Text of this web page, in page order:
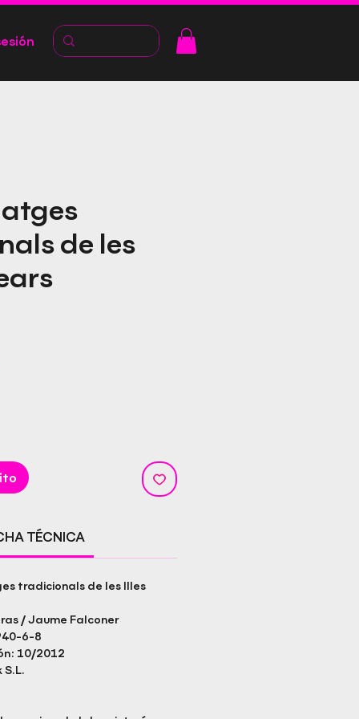
de les
TÉCNICA
tradicionals de les Illes
/ Jaume Falconer
6-8
10/2012